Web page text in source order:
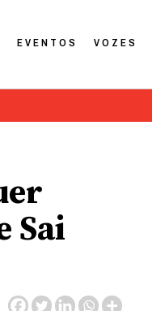
EVENTOS VOZES
Sai